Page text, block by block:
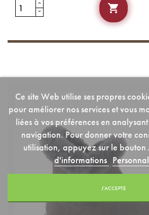

Ce site Web utilise ses propres
pour améliorer nos services et vous
liées à vos préférences en
navigation. Pour donner votre
utilisation, appuyez sur le bouton
d'informations
J'ACCEPTE